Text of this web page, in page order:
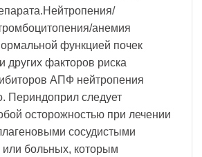
анемия
функцией почек
других факторов риска
АПФ нейтропения
Периндоприл следует
осторожностью при лечении
сосудистыми
больных, которым